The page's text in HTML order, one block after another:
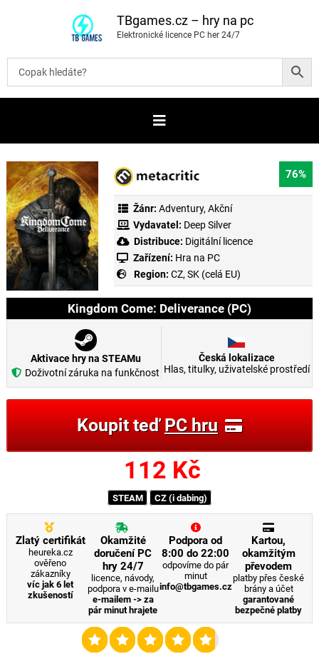
t
b
TBgames.cz – hry na pc
Elektronické licence PC her 24/7
76%
Žánr: Adventury, Akční
Vydavatel: Deep Silver
Distribuce: Digitální licence
Zařízení: Hra na PC
Region: CZ, SK (celá EU)
Kingdom Come: Deliverance (PC)
Aktivace hry na STEAMu
Doživotní záruka na funkčnost
Česká lokalizace
Hlas, titulky, uživatelské prostředí
Koupit teďPC hru
112 Kč
STEAM CZ (i dabing)
Zlatý certifikát
heureka.cz
ověřeno
zákazníky
víc jak 6 let
zkušeností
Okamžité
doručení PC
hry 24/7
licence, návody,
podpora v e-mailu
e-mailem -> za
pár minut hrajete
Podpora od
8:00 do 22:00
odpovíme do pár
minut
info@tbgames.cz
Kartou,
okamžitým
převodem
platby přes české
brány a účet
garantované
bezpečné platby